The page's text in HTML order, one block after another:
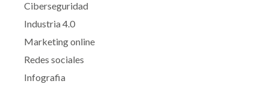
Ciberseguridad
Industria 4.0
Marketing online
Redes sociales
Infografia